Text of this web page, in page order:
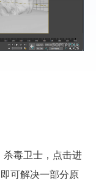
毒卫士，点击进
可解决一部分原